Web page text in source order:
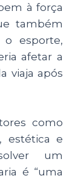
à força
também
o esporte,
afetar a
viaja após
como
estética e
um
é “uma